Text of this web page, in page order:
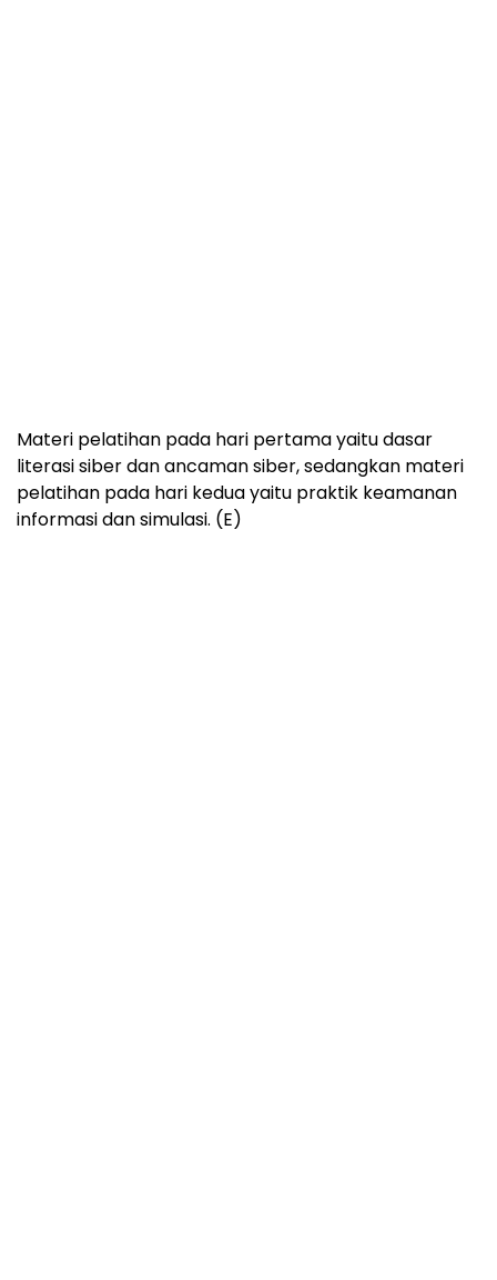
Materi pelatihan pada hari pertama yaitu dasar
literasi siber dan ancaman siber, sedangkan materi
pelatihan pada hari kedua yaitu praktik keamanan
informasi dan simulasi. (E)